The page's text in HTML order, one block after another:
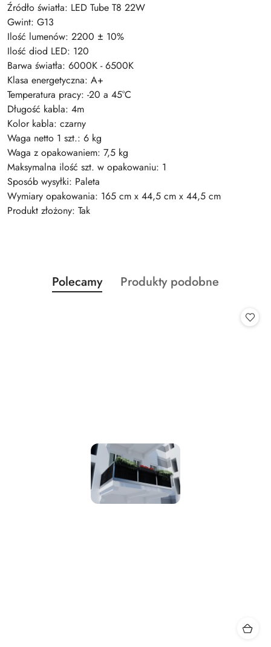
Źródło światła: LED Tube T8 22W
Gwint: G13
Ilość lumenów: 2200 ± 10%
Ilość diod LED: 120
Barwa światła: 6000K - 6500K
Klasa energetyczna: A+
Temperatura pracy: -20 a 45°C
Długość kabla: 4m
Kolor kabla: czarny
Waga netto 1 szt.: 6 kg
Waga z opakowaniem: 7,5 kg
Maksymalna ilość szt. w opakowaniu: 1
Sposób wysyłki: Paleta
Wymiary opakowania: 165 cm x 44,5 cm x 44,5 cm
Produkt złożony: Tak
Pomiń karuzelę produktów
Produkty
o
Polecamy
Produkty
Produkty podobne